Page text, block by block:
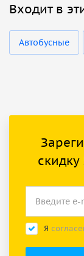
Входит в
Автобусные
Я